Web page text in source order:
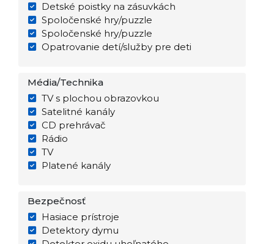
Detské poistky na zásuvkách
Spoločenské hry/puzzle
Spoločenské hry/puzzle
Opatrovanie detí/služby pre deti
Média/Technika
TV s plochou obrazovkou
Satelitné kanály
CD prehrávač
Rádio
TV
Platené kanály
Bezpečnosť
Hasiace prístroje
Detektory dymu